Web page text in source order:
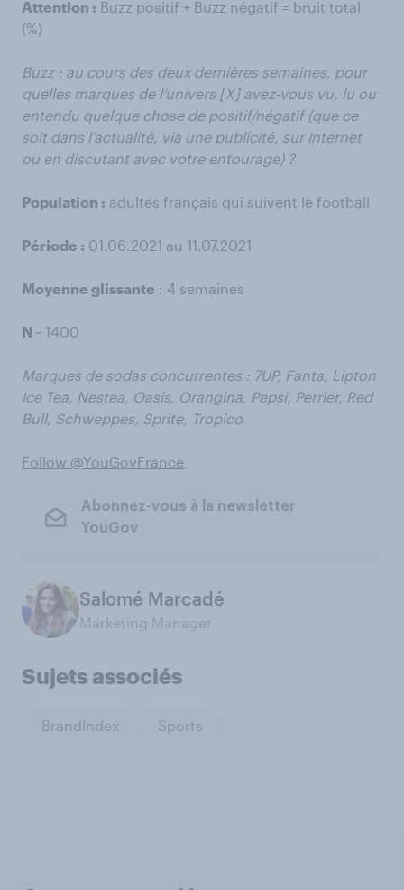
Attention : Buzz positif + Buzz négatif = bruit total
(%)
Buzz : au cours des deux dernières semaines, pour
quelles marques de l’univers [X] avez-vous vu, lu ou
entendu quelque chose de positif/négatif (que ce
soit dans l’actualité, via une publicité, sur Internet
ou en discutant avec votre entourage) ?
Population : adultes français qui suivent le football
Période : 01.06.2021 au 11.07.2021
Moyenne glissante : 4 semaines
N ~ 1400
Marques de sodas concurrentes : 7UP, Fanta, Lipton
Ice Tea, Nestea, Oasis, Orangina, Pepsi, Perrier, Red
Bull, Schweppes, Sprite, Tropico
Follow @YouGovFrance
Abonnez-vous à la newsletter
YouGov
Salomé Marcadé
Marketing Manager
Sujets associés
BrandIndex Sports